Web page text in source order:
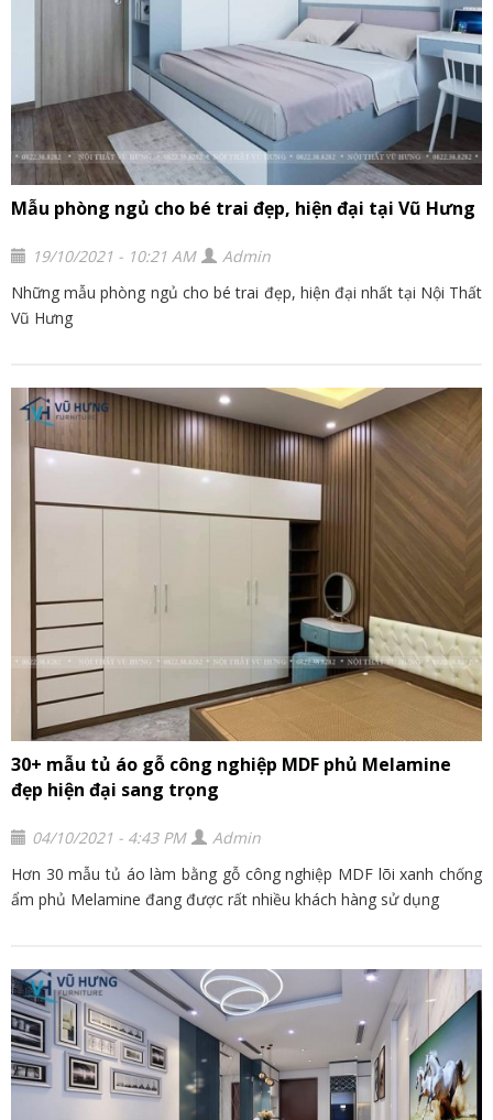
Mẫu phòng ngủ cho bé trai đẹp, hiện đại tại Vũ Hưng
19/10/2021 - 10:21 AM
Admin
Những mẫu phòng ngủ cho bé trai đẹp, hiện đại nhất tại Nội Thất
Vũ Hưng
30+ mẫu tủ áo gỗ công nghiệp MDF phủ Melamine
đẹp hiện đại sang trọng
04/10/2021 - 4:43 PM
Admin
Hơn 30 mẫu tủ áo làm bằng gỗ công nghiệp MDF lõi xanh chống
ẩm phủ Melamine đang được rất nhiều khách hàng sử dụng